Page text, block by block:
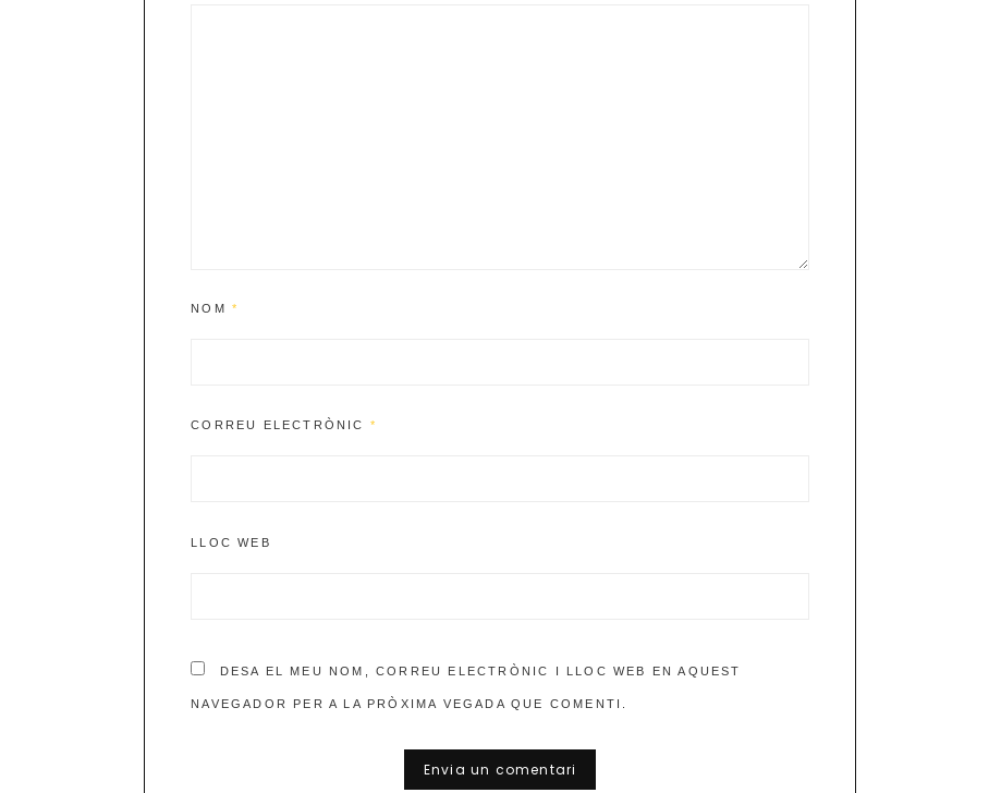
NOM *
CORREU ELECTRÒNIC *
LLOC WEB
DESA EL MEU NOM, CORREU ELECTRÒNIC I LLOC WEB EN AQUEST
NAVEGADOR PER A LA PRÒXIMA VEGADA QUE COMENTI.